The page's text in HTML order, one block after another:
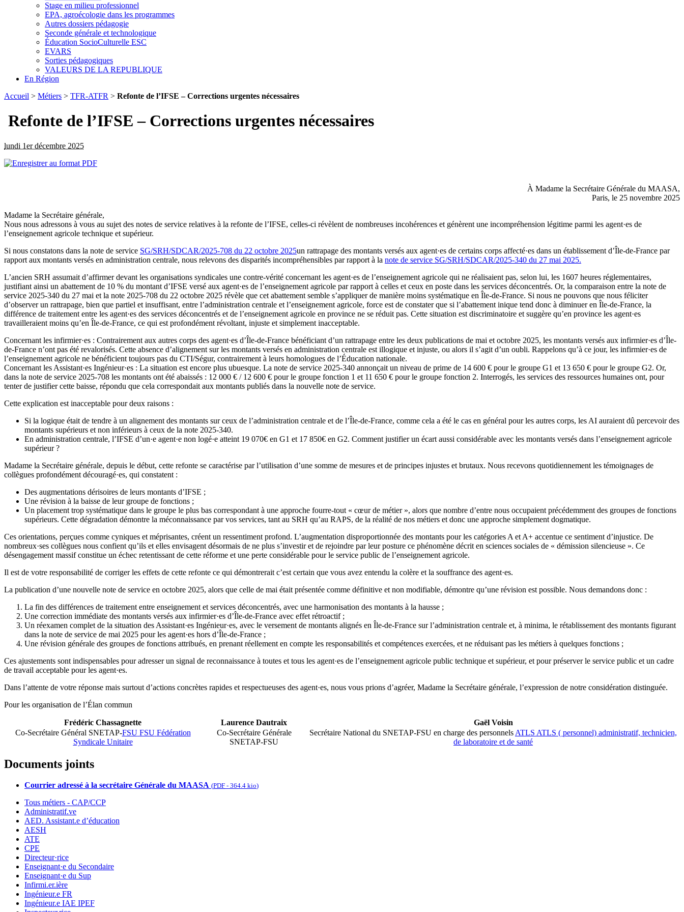
Stage en milieu professionnel
EPA, agroécologie dans les programmes
Autres dossiers pédagogie
Seconde générale et technologique
Éducation SocioCulturelle ESC
EVARS
Sorties pédagogiques
VALEURS DE LA REPUBLIQUE
En Région
Accueil > Métiers > TFR-ATFR > Refonte de l’IFSE – Corrections urgentes nécessaires
Refonte de l’IFSE – Corrections urgentes nécessaires
lundi 1er décembre 2025
À Madame la Secrétaire Générale du MAASA,
Paris, le 25 novembre 2025
Madame la Secrétaire générale,
Nous nous adressons à vous au sujet des notes de service relatives à la refonte de l’IFSE, celles-ci révèlent de nombreuses incohérences et génèrent une incompréhension légitime parmi les agent·es de
l’enseignement agricole technique et supérieur.
Si nous constatons dans la note de service SG/SRH/SDCAR/2025-708 du 22 octobre 2025un rattrapage des montants versés aux agent·es de certains corps affecté·es dans un établissement d’Île-de-France par
rapport aux montants versés en administration centrale, nous relevons des disparités incompréhensibles par rapport à la note de service SG/SRH/SDCAR/2025-340 du 27 mai 2025.
L’ancien SRH assumait d’affirmer devant les organisations syndicales une contre-vérité concernant les agent·es de l’enseignement agricole qui ne réalisaient pas, selon lui, les 1607 heures réglementaires,
justifiant ainsi un abattement de 10 % du montant d’IFSE versé aux agent·es de l’enseignement agricole par rapport à celles et ceux en poste dans les services déconcentrés. Or, la comparaison entre la note de
service 2025-340 du 27 mai et la note 2025-708 du 22 octobre 2025 révèle que cet abattement semble s’appliquer de manière moins systématique en Île-de-France. Si nous ne pouvons que nous féliciter
d’observer un rattrapage, bien que partiel et insuffisant, entre l’administration centrale et l’enseignement agricole, force est de constater que si l’abattement inique tend donc à diminuer en Île-de-France, la
différence de traitement entre les agent·es des services déconcentrés et de l’enseignement agricole en province ne se réduit pas. Cette situation est discriminatoire et suggère qu’en province les agent·es
travailleraient moins qu’en Île-de-France, ce qui est profondément révoltant, injuste et simplement inacceptable.
Concernant les infirmier·es : Contrairement aux autres corps des agent·es d’Île-de-France bénéficiant d’un rattrapage entre les deux publications de mai et octobre 2025, les montants versés aux infirmier·es d’Île-
de-France n’ont pas été revalorisés. Cette absence d’alignement sur les montants versés en administration centrale est illogique et injuste, ou alors il s’agit d’un oubli. Rappelons qu’à ce jour, les infirmier·es de
l’enseignement agricole ne bénéficient toujours pas du CTI/Ségur, contrairement à leurs homologues de l’Éducation nationale.
Concernant les Assistant·es Ingénieur·es : La situation est encore plus ubuesque. La note de service 2025-340 annonçait un niveau de prime de 14 600 € pour le groupe G1 et 13 650 € pour le groupe G2. Or,
dans la note de service 2025-708 les montants ont été abaissés : 12 000 € / 12 600 € pour le groupe fonction 1 et 11 650 € pour le groupe fonction 2. Interrogés, les services des ressources humaines ont, pour
tenter de justifier cette baisse, répondu que cela correspondait aux montants publiés dans la nouvelle note de service.
Cette explication est inacceptable pour deux raisons :
Si la logique était de tendre à un alignement des montants sur ceux de l’administration centrale et de l’Île-de-France, comme cela a été le cas en général pour les autres corps, les AI auraient dû percevoir des
montants supérieurs et non inférieurs à ceux de la note 2025-340.
En administration centrale, l’IFSE d’un·e agent·e non logé·e atteint 19 070€ en G1 et 17 850€ en G2. Comment justifier un écart aussi considérable avec les montants versés dans l’enseignement agricole
supérieur ?
Madame la Secrétaire générale, depuis le début, cette refonte se caractérise par l’utilisation d’une somme de mesures et de principes injustes et brutaux. Nous recevons quotidiennement les témoignages de
collègues profondément découragé·es, qui constatent :
Des augmentations dérisoires de leurs montants d’IFSE ;
Une révision à la baisse de leur groupe de fonctions ;
Un placement trop systématique dans le groupe le plus bas correspondant à une approche fourre-tout « cœur de métier », alors que nombre d’entre nous occupaient précédemment des groupes de fonctions
supérieurs. Cette dégradation démontre la méconnaissance par vos services, tant au SRH qu’au RAPS, de la réalité de nos métiers et donc une approche simplement dogmatique.
Ces orientations, perçues comme cyniques et méprisantes, créent un ressentiment profond. L’augmentation disproportionnée des montants pour les catégories A et A+ accentue ce sentiment d’injustice. De
nombreux·ses collègues nous confient qu’ils et elles envisagent désormais de ne plus s’investir et de rejoindre par leur posture ce phénomène décrit en sciences sociales de « démission silencieuse ». Ce
désengagement massif constitue un échec retentissant de cette réforme et une perte considérable pour le service public de l’enseignement agricole.
Il est de votre responsabilité de corriger les effets de cette refonte ce qui démontrerait c’est certain que vous avez entendu la colère et la souffrance des agent·es.
La publication d’une nouvelle note de service en octobre 2025, alors que celle de mai était présentée comme définitive et non modifiable, démontre qu’une révision est possible. Nous demandons donc :
La fin des différences de traitement entre enseignement et services déconcentrés, avec une harmonisation des montants à la hausse ;
Une correction immédiate des montants versés aux infirmier·es d’Île-de-France avec effet rétroactif ;
Un réexamen complet de la situation des Assistant·es Ingénieur·es, avec le versement de montants alignés en Île-de-France sur l’administration centrale et, à minima, le rétablissement des montants figurant
dans la note de service de mai 2025 pour les agent·es hors d’Île-de-France ;
Une révision générale des groupes de fonctions attribués, en prenant réellement en compte les responsabilités et compétences exercées, et ne réduisant pas les métiers à quelques fonctions ;
Ces ajustements sont indispensables pour adresser un signal de reconnaissance à toutes et tous les agent·es de l’enseignement agricole public technique et supérieur, et pour préserver le service public et un cadre
de travail acceptable pour les agent·es.
Dans l’attente de votre réponse mais surtout d’actions concrètes rapides et respectueuses des agent·es, nous vous prions d’agréer, Madame la Secrétaire générale, l’expression de notre considération distinguée.
Pour les organisation de l’Élan commun
Frédéric Chassagnette Laurence Dautraix
Gaël Voisin
Co-Secrétaire Général SNETAP-FSU FSU Fédération
Syndicale Unitaire
Co-Secrétaire Générale
SNETAP-FSU
Secrétaire National du SNETAP-FSU en charge des personnels ATLS ATLS ( personnel) administratif, technicien,
de laboratoire et de santé
Documents joints
Courrier adressé à la secrétaire Générale du MAASA (PDF - 364.4 kio)
Tous métiers - CAP/CCP
Administratif.ve
AED. Assistant.e d’éducation
AESH
ATE
CPE
Directeur·rice
Enseignant·e du Secondaire
Enseignant·e du Sup
Infirmi.er.ière
Ingénieur.e FR
Ingénieur.e IAE IPEF